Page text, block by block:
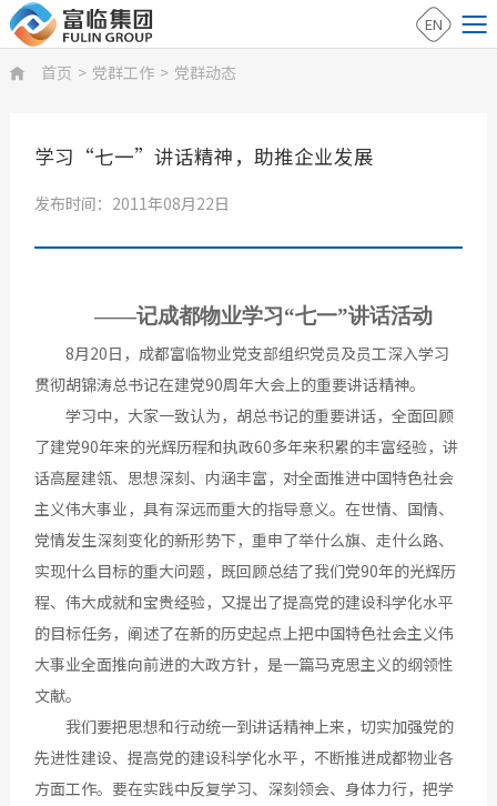
EN
 首页 > 党群工作 > 党群动态
学习“七一”讲话精神，助推企业发展
发布时间：2011年08月22日
——记成都物业学习“七一”讲话活动
8月20日，成都富临物业党支部组织党员及员工深入学习
贯彻胡锦涛总书记在建党90周年大会上的重要讲话精神。
学习中，大家一致认为，胡总书记的重要讲话，全面回顾
了建党90年来的光辉历程和执政60多年来积累的丰富经验，讲
话高屋建瓴、思想深刻、内涵丰富，对全面推进中国特色社会
主义伟大事业，具有深远而重大的指导意义。在世情、国情、
党情发生深刻变化的新形势下，重申了举什么旗、走什么路、
实现什么目标的重大问题，既回顾总结了我们党90年的光辉历
程、伟大成就和宝贵经验，又提出了提高党的建设科学化水平
的目标任务，阐述了在新的历史起点上把中国特色社会主义伟
大事业全面推向前进的大政方针，是一篇马克思主义的纲领性
文献。
我们要把思想和行动统一到讲话精神上来，切实加强党的
先进性建设、提高党的建设科学化水平，不断推进成都物业各
方面工作。要在实践中反复学习、深刻领会、身体力行，把学